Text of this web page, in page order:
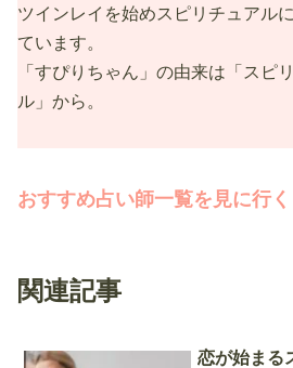
ツインレイを始めスピリチュアル
ています。
「すぴりちゃん」の由来は「スピ
ル」から。
おすすめ占い師一覧を見に行
関連記事
恋が始まる